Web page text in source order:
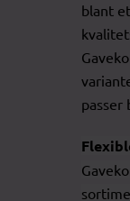
blant
passer